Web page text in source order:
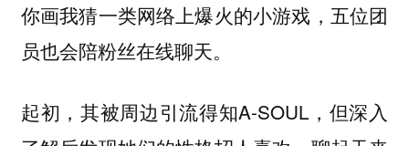
你画我猜一类网络上爆火的小游戏，五位团
员也会陪粉丝在线聊天。
起初，其被周边引流得知A-SOUL，但深入